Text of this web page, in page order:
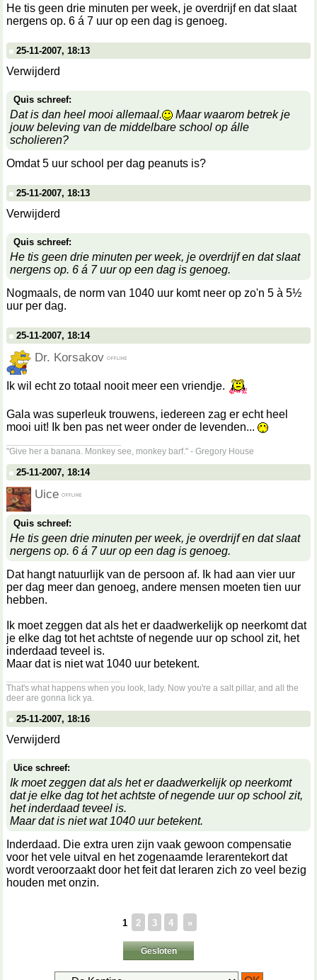
He tis geen drie minuten per week, je overdrijf en dat slaat
nergens op. 6 á 7 uur op een dag is genoeg.
25-11-2007, 18:13
Verwijderd
Quis schreef:
Dat is dan heel mooi allemaal.
Maar waarom betrek je
jouw beleving van de middelbare school op álle
scholieren?
Omdat 5 uur school per dag peanuts is?
25-11-2007, 18:13
Verwijderd
Quis schreef:
He tis geen drie minuten per week, je overdrijf en dat slaat
nergens op. 6 á 7 uur op een dag is genoeg.
Nogmaals, de norm van 1040 uur komt neer op zo'n 5 à 5½
uur per dag.
25-11-2007, 18:14
Dr. Korsakov
Ik wil echt zo totaal nooit meer een vriendje.
Gala was superleuk trouwens, iedereen zag er echt heel
mooi uit! Ik ben pas net weer onder de levenden...
"Give her a banana. Monkey see, monkey barf." - Gregory House
25-11-2007, 18:14
Uice
Quis schreef:
He tis geen drie minuten per week, je overdrijf en dat slaat
nergens op. 6 á 7 uur op een dag is genoeg.
Dat hangt natuurlijk van de persoon af. Ik had aan vier uur
per dag meer dan genoeg, andere mensen moeten tien uur
hebben.
Ik moet zeggen dat als het er daadwerkelijk op neerkomt dat
je elke dag tot het achtste of negende uur op school zit, het
inderdaad teveel is.
Maar dat is nietwat1040 uur betekent.
That's what happens when you look, lady. Now you're a salt pillar, and all the
deer are gonna lick ya.
25-11-2007, 18:16
Verwijderd
Uice schreef:
Ik moet zeggen dat als het er daadwerkelijk op neerkomt
dat je elke dag tot het achtste of negende uur op school zit,
het inderdaad teveel is.
Maar dat is nietwat1040 uur betekent.
Inderdaad. Die extra uren zijn vaak gewoon compensatie
voor het vele uitval en het zogenaamde lerarentekort dat
wordt veroorzaakt door het feit dat leraren zich zo veel bezig
houden met onzin.
1 2 3 4 »
Gesloten